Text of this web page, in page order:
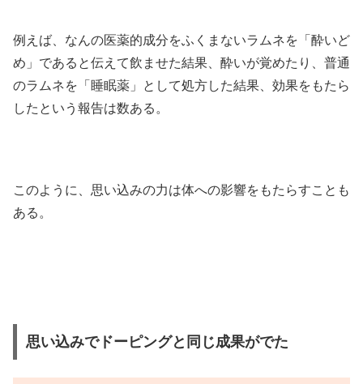
例えば、なんの医薬的成分をふくまないラムネを「酔いど
め」であると伝えて飲ませた結果、酔いが覚めたり、普通
のラムネを「睡眠薬」として処方した結果、効果をもたら
したという報告は数ある。
このように、思い込みの力は体への影響をもたらすことも
ある。
思い込みでドーピングと同じ成果がでた